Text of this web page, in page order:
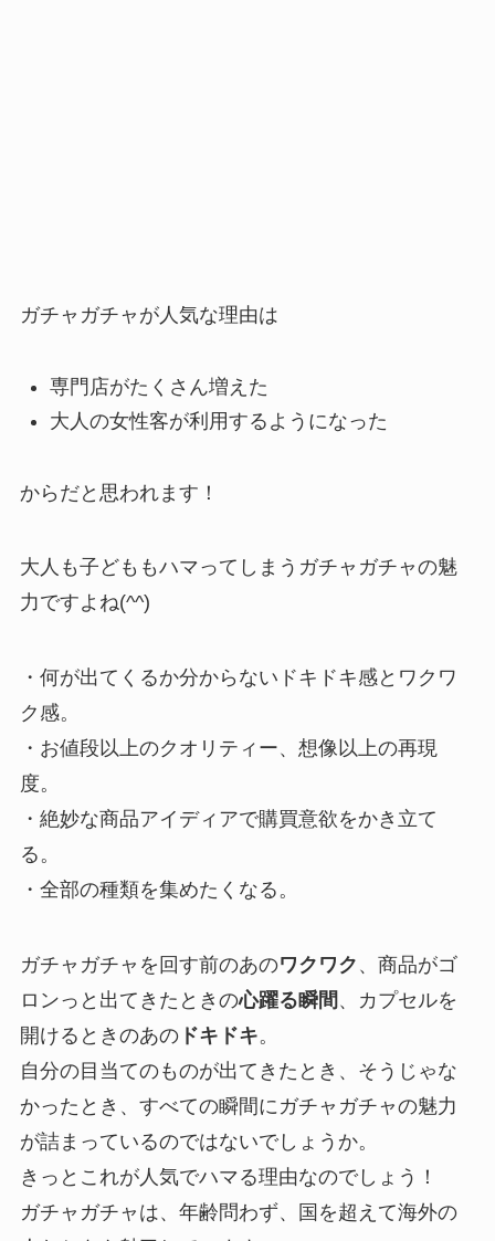
ガチャガチャが人気な理由は
専門店がたくさん増えた
大人の女性客が利用するようになった
からだと思われます！
大人も子どももハマってしまうガチャガチャの魅
力ですよね(^^)
・何が出てくるか分からないドキドキ感とワクワ
ク感。
・お値段以上のクオリティー、想像以上の再現
度。
・絶妙な商品アイディアで購買意欲をかき立て
る。
・全部の種類を集めたくなる。
ガチャガチャを回す前のあのワクワク 、商品がゴ
ロンっと出てきたときの心躍る瞬間 、カプセルを
開けるときのあのドキドキ。
自分の目当てのものが出てきたとき、そうじゃな
かったとき、すべての瞬間にガチャガチャの魅力
が詰まっているのではないでしょうか。
きっとこれが人気でハマる理由なのでしょう！
ガチャガチャは、年齢問わず、国を超えて海外の